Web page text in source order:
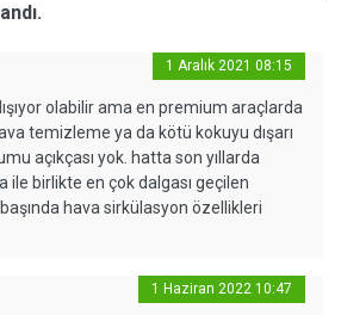
1 Aralık 2021 08:15
olabilir ama en premium araçlarda
temizleme ya da kötü kokuyu dışarı
açıkçası yok. hatta son yıllarda
ile birlikte en çok dalgası geçilen
hava sirkülasyon özellikleri
1 Haziran 2022 10:47